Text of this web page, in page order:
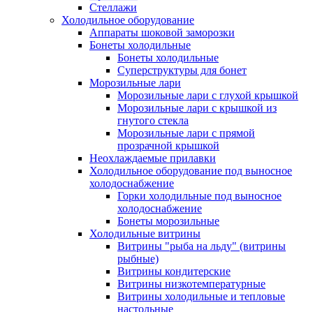
Стеллажи
Холодильное оборудование
Аппараты шоковой заморозки
Бонеты холодильные
Бонеты холодильные
Суперструктуры для бонет
Морозильные лари
Морозильные лари с глухой крышкой
Морозильные лари с крышкой из
гнутого стекла
Морозильные лари с прямой
прозрачной крышкой
Неохлаждаемые прилавки
Холодильное оборудование под выносное
холодоснабжение
Горки холодильные под выносное
холодоснабжение
Бонеты морозильные
Холодильные витрины
Витрины "рыба на льду" (витрины
рыбные)
Витрины кондитерские
Витрины низкотемпературные
Витрины холодильные и тепловые
настольные